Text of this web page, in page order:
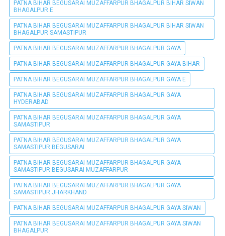
PATNA BIHAR BEGUSARAI MUZAFFARPUR BHAGALPUR BIHAR SIWAN
BHAGALPUR E
PATNA BIHAR BEGUSARAI MUZAFFARPUR BHAGALPUR BIHAR SIWAN
BHAGALPUR SAMASTIPUR
PATNA BIHAR BEGUSARAI MUZAFFARPUR BHAGALPUR GAYA
PATNA BIHAR BEGUSARAI MUZAFFARPUR BHAGALPUR GAYA BIHAR
PATNA BIHAR BEGUSARAI MUZAFFARPUR BHAGALPUR GAYA E
PATNA BIHAR BEGUSARAI MUZAFFARPUR BHAGALPUR GAYA
HYDERABAD
PATNA BIHAR BEGUSARAI MUZAFFARPUR BHAGALPUR GAYA
SAMASTIPUR
PATNA BIHAR BEGUSARAI MUZAFFARPUR BHAGALPUR GAYA
SAMASTIPUR BEGUSARAI
PATNA BIHAR BEGUSARAI MUZAFFARPUR BHAGALPUR GAYA
SAMASTIPUR BEGUSARAI MUZAFFARPUR
PATNA BIHAR BEGUSARAI MUZAFFARPUR BHAGALPUR GAYA
SAMASTIPUR JHARKHAND
PATNA BIHAR BEGUSARAI MUZAFFARPUR BHAGALPUR GAYA SIWAN
PATNA BIHAR BEGUSARAI MUZAFFARPUR BHAGALPUR GAYA SIWAN
BHAGALPUR